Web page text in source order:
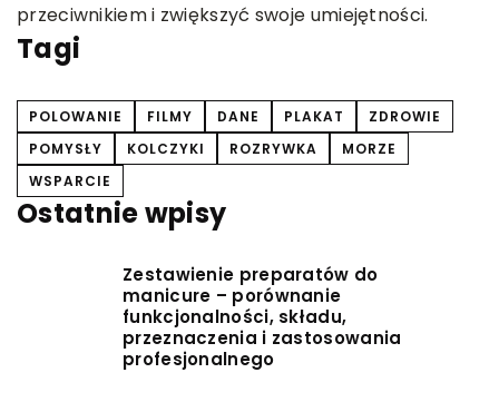
przeciwnikiem i zwiększyć swoje umiejętności.
Tagi
POLOWANIE FILMY DANE PLAKAT
ZDROWIE
POMYSŁY
KOLCZYKI ROZRYWKA
MORZE
WSPARCIE
Ostatnie wpisy
Zestawienie preparatów do
manicure – porównanie
funkcjonalności, składu,
przeznaczenia i zastosowania
profesjonalnego